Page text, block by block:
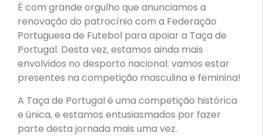
É com grande orgulho que anunciamos a
renovação do patrocínio com a Federação
Portuguesa de Futebol para apoiar a Taça de
Portugal. Desta vez, estamos ainda mais
envolvidos no desporto nacional: vamos estar
presentes na competição masculina e feminina!
A Taça de Portugal é uma competição histórica
e única, e estamos entusiasmados por fazer
parte desta jornada mais uma vez.